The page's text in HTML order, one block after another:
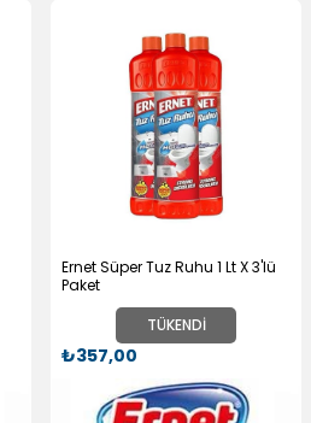
TÜKENDI
Ernet Süper Tuz Ruhu 1 Lt X 3'lü
Paket
₺357,00